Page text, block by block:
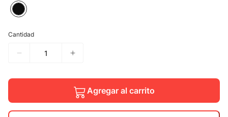
Cantidad
Agregar al carrito